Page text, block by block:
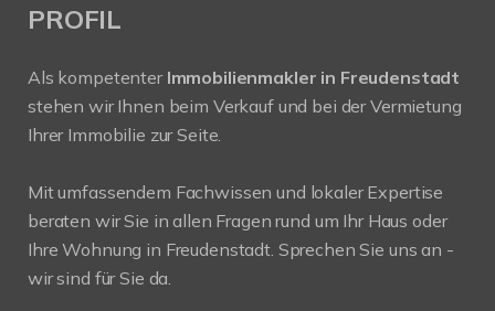
PROFIL
Als kompetenter Immobilienmakler in Freudenstadt
stehen wir Ihnen beim Verkauf und bei der Vermietung
Ihrer Immobilie zur Seite.
Mit umfassendem Fachwissen und lokaler Expertise
beraten wir Sie in allen Fragen rund um Ihr Haus oder
Ihre Wohnung in Freudenstadt. Sprechen Sie uns an -
wir sind für Sie da.